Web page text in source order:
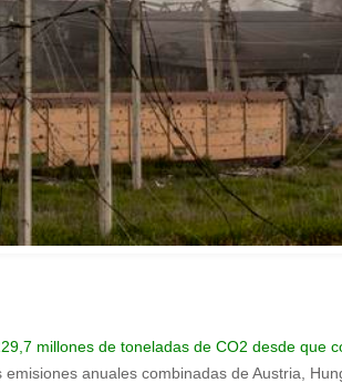
millones de toneladas de CO2 desde que
anuales combinadas de Austria,